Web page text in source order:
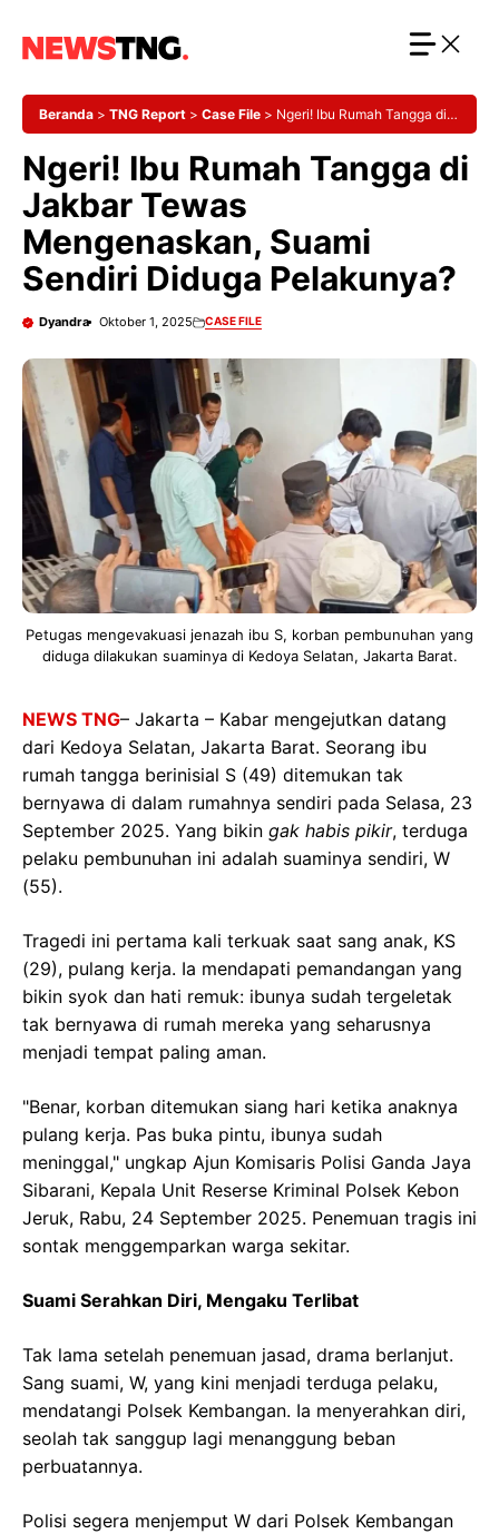
Beranda > TNG Report > Case File > Ngeri! Ibu Rumah Tangga di
Ngeri! Ibu Rumah Tangga di
Jakbar Tewas
Mengenaskan, Suami
Sendiri Diduga Pelakunya?
Dyandra Oktober 1, 2025 CASE FILE
Petugas mengevakuasi jenazah ibu S, korban pembunuhan yang
diduga dilakukan suaminya di Kedoya Selatan, Jakarta Barat.
NEWS TNG– Jakarta – Kabar mengejutkan datang
dari Kedoya Selatan, Jakarta Barat. Seorang ibu
rumah tangga berinisial S (49) ditemukan tak
bernyawa di dalam rumahnya sendiri pada Selasa, 23
September 2025. Yang bikin gak habis pikir, terduga
pelaku pembunuhan ini adalah suaminya sendiri, W
(55).
Tragedi ini pertama kali terkuak saat sang anak, KS
(29), pulang kerja. Ia mendapati pemandangan yang
bikin syok dan hati remuk: ibunya sudah tergeletak
tak bernyawa di rumah mereka yang seharusnya
menjadi tempat paling aman.
"Benar, korban ditemukan siang hari ketika anaknya
pulang kerja. Pas buka pintu, ibunya sudah
meninggal," ungkap Ajun Komisaris Polisi Ganda Jaya
Sibarani, Kepala Unit Reserse Kriminal Polsek Kebon
Jeruk, Rabu, 24 September 2025. Penemuan tragis ini
sontak menggemparkan warga sekitar.
Suami Serahkan Diri, Mengaku Terlibat
Tak lama setelah penemuan jasad, drama berlanjut.
Sang suami, W, yang kini menjadi terduga pelaku,
mendatangi Polsek Kembangan. Ia menyerahkan diri,
seolah tak sanggup lagi menanggung beban
perbuatannya.
Polisi segera menjemput W dari Polsek Kembangan